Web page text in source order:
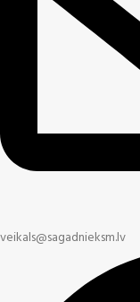
veikals@sagadnieksm.lv